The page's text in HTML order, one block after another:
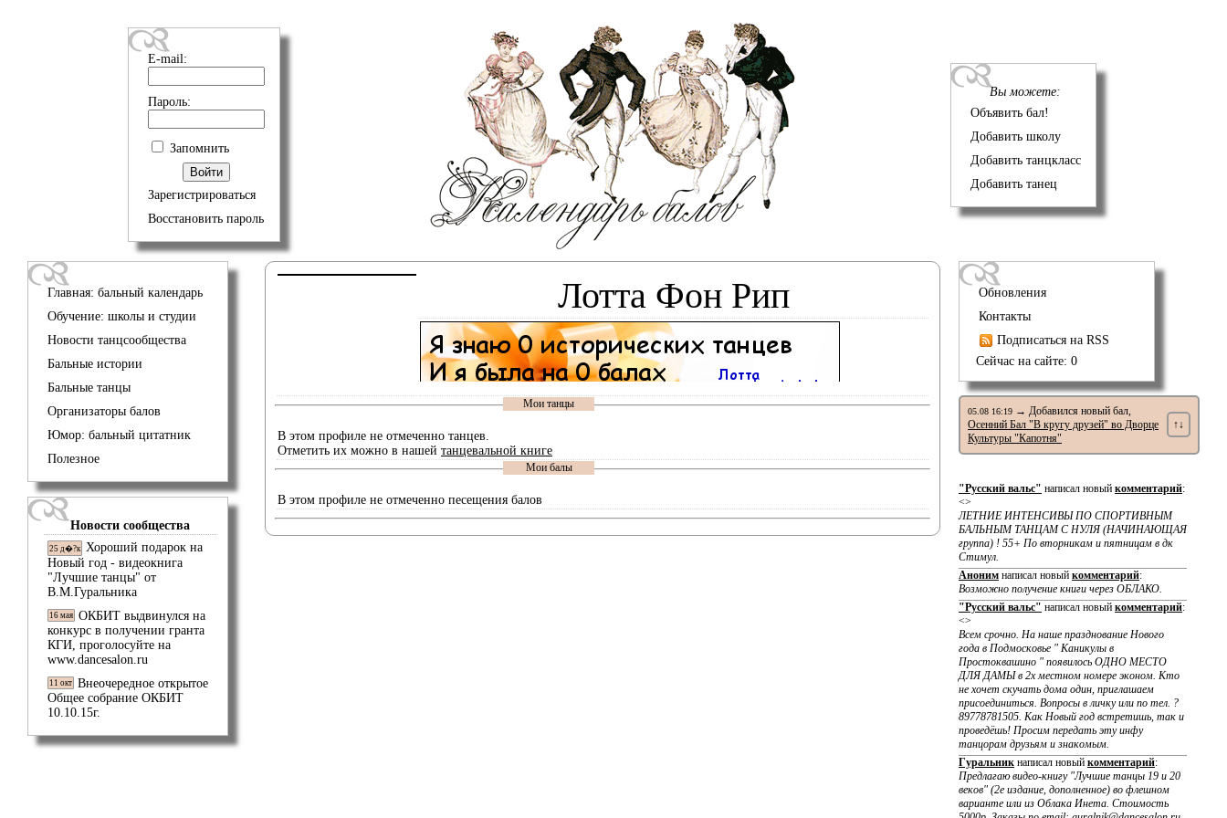
E-mail:
Пароль:
Запомнить
Зарегистрироваться
Восстановить пароль
Вы можете:
Объявить бал!
Добавить школу
Добавить танцкласс
Добавить танец
Главная: бальный календарь
Обучение: школы и студии
Новости танцсообщества
Бальные истории
Бальные танцы
Организаторы балов
Юмор: бальный цитатник
Полезное
Новости сообщества
25 д�?к Хороший подарок на
Новый год - видеокнига
"Лучшие танцы" от
В.М.Гуральника
16 мая ОКБИТ выдвинулся на
конкурс в получении гранта
КГИ, проголосуйте на
www.dancesalon.ru
11 окт Внеочередное открытое
Общее собрание ОКБИТ
10.10.15г.
Лотта Фон Рип
Мои танцы
В этом профиле не отмеченно танцев.
Отметить их можно в нашей танцевальной книге
Мои балы
В этом профиле не отмеченно песещения балов
Обновления
Контакты
Подписаться на RSS
Сейчас на сайте: 0
05.08 16:19 → Добавился новый бал,
Осенний Бал "В кругу друзей" во Дворце
Культуры "Капотня"
↑↓
"Русский вальс" написал новый комментарий:
<>
ЛЕТНИЕ ИНТЕНСИВЫ ПО CПОРТИВНЫМ
БАЛЬНЫМ ТАНЦАМ С НУЛЯ (НАЧИНАЮЩАЯ
группа) ! 55+ По вторникам и пятницам в дк
Стимул.
Аноним написал новый комментарий:
Возможно получение книги через ОБЛАКО.
"Русский вальс" написал новый комментарий:
<>
Всем срочно. На наше празднование Нового
года в Подмосковье " Каникулы в
Простоквашино " появилось ОДНО МЕСТО
ДЛЯ ДАМЫ в 2х местном номере эконом. Кто
не хочет скучать дома один, приглашаем
присоединиться. Вопросы в личку или по тел. ?
89778781505. Как Новый год встретишь, так и
проведёшь! Просим передать эту инфу
танцорам друзьям и знакомым.
Гуральник написал новый комментарий:
Предлагаю видео-книгу "Лучшие танцы 19 и 20
веков" (2е издание, дополненное) во флешном
варианте или из Облака Инета. Стоимость